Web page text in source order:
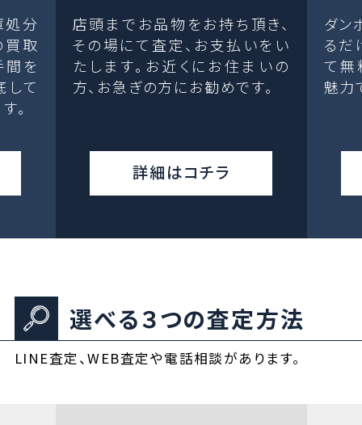
処分
取
間を
して
。
店頭までお品物をお持ち頂き、
その場にて査定、お支払いをい
たします。お近くにお住まいの
方、お急ぎの方にお勧めです。
詳細はコチラ
ダン
るだ
て無
魅力
選べる３つの査定方法
LINE査定、WEB査定や電話相談があります。